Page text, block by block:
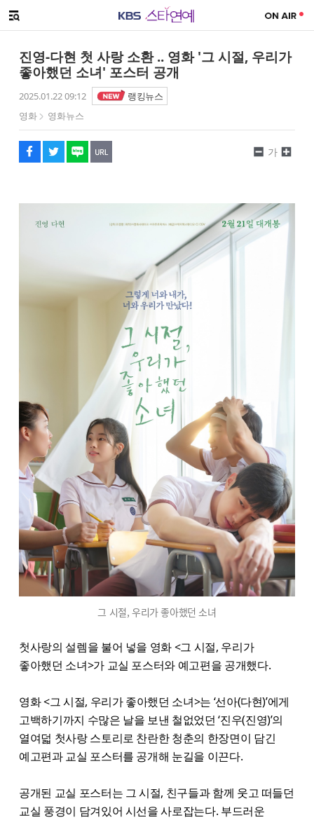
메뉴 열기
진영-다현 첫 사랑 소환 .. 영화 '그 시절, 우리가
좋아했던 소녀' 포스터 공개
2025.01.22 09:12
랭킹뉴스
영화
영화뉴스
페이스북
트위터
네이버
URL복사
글씨 작게보기
가
글씨 크게보기
그 시절, 우리가 좋아했던 소녀
첫사랑의 설렘을 불어 넣을 영화 <그 시절, 우리가
좋아했던 소녀>가 교실 포스터와 예고편을 공개했다.
영화 <그 시절, 우리가 좋아했던 소녀>는 ‘선아(다현)’에게
고백하기까지 수많은 날을 보낸 철없었던 ‘진우(진영)’의
열여덟 첫사랑 스토리로 찬란한 청춘의 한장면이 담긴
예고편과 교실 포스터를 공개해 눈길을 이끈다.
공개된 교실 포스터는 그 시절, 친구들과 함께 웃고 떠들던
교실 풍경이 담겨있어 시선을 사로잡는다. 부드러운
해시태그